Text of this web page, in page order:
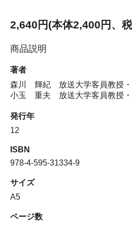
2,640円(本体2,400円、
商品説明
著者
森川 輝紀 放送大学客員教授・
小玉 重夫 放送大学客員教授
発行年
12
ISBN
978-4-595-31334-9
サイズ
A5
ページ数